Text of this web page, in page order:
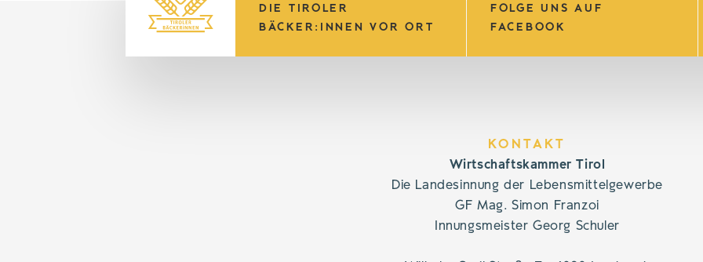
DIE TIROLER
BÄCKER:INNEN VOR ORT
FOLGE UNS AUF
FACEBOOK
KONTAKT
Wirtschaftskammer Tirol
Die Landesinnung der Lebensmittelgewerbe
GF Mag. Simon Franzoi
Innungsmeister Georg Schuler